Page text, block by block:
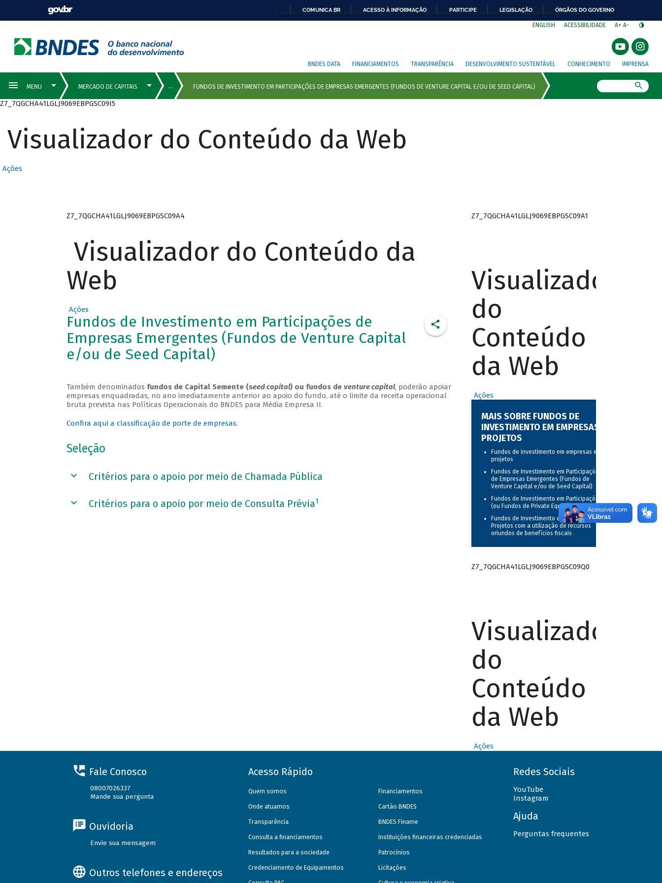
COMUNICA BR ACESSO À INFORMAÇÃO PARTICIPE LEGISLAÇÃO ÓRGÃOS DO GOVERNO
ENGLISH ACESSIBILIDADE A+ A-
BNDES DATA FINANCIAMENTOS TRANSPARÊNCIA DESENVOLVIMENTO SUSTENTÁVEL CONHECIMENTO IMPRENSA
Z7_7QGCHA41LGLJ9069EBPGSC09I5
Visualizador do Conteúdo da Web
Ações
Z7_7QGCHA41LGLJ9069EBPGSC09A4
Visualizador do Conteúdo da
Web
Ações
Fundos de Investimento em Participações de
Empresas Emergentes (Fundos de Venture Capital
e/ou de Seed Capital)
Também denominados fundos de Capital Semente (seed capital) ou fundos de venture capital, poderão apoiar
empresas enquadradas, no ano imediatamente anterior ao apoio do fundo, até o limite da receita operacional
bruta prevista nas Políticas Operacionais do BNDES para Média Empresa II.
Confira aqui a classificação de porte de empresas.
Seleção
Critérios para o apoio por meio de Chamada Pública
Critérios para o apoio por meio de Consulta Prévia1
Z7_7QGCHA41LGLJ9069EBPGSC09A1
Visualizador
do
Conteúdo
da Web
Ações
MAIS SOBRE FUNDOS DE
INVESTIMENTO EM EMPRESAS E
PROJETOS
Fundos de investimento em empresas e
projetos
Fundos de Investimento em Participações
de Empresas Emergentes (Fundos de
Venture Capital e/ou de Seed Capital)
Fundos de Investimento em Participações
(ou Fundos de Private Equity)
Fundos de Investimento em Participações e
Projetos com a utilização de recursos
oriundos de benefícios fiscais
Z7_7QGCHA41LGLJ9069EBPGSC09Q0
Visualizador
do
Conteúdo
da Web
Ações
Fale Conosco
08007026337
Mande sua pergunta
Ouvidoria
Envie sua mensagem
Outros telefones e endereços
Acesso Rápido
Quem somos
Onde atuamos
Transparência
Consulta a financiamentos
Resultados para a sociedade
Credenciamento de Equipamentos
Financiamentos
Cartão BNDES
BNDES Finame
Instituições financeiras credenciadas
Patrocínios
Licitações
Redes Sociais
YouTube
Instagram
Ajuda
Perguntas frequentes